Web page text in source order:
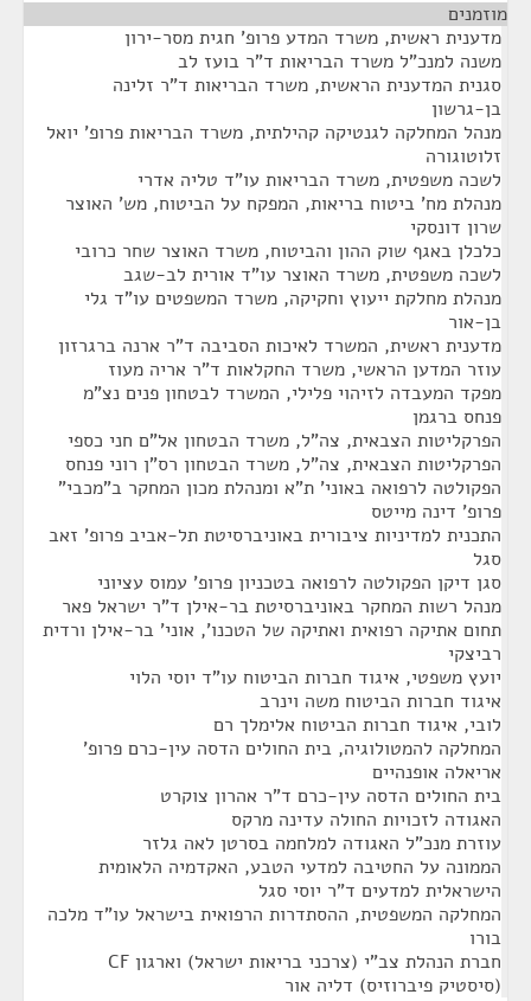
מוזמנים
מדענית ראשית, משרד המדע פרופ' חגית מסר-ירון
משנה למנכ"ל משרד הבריאות ד"ר בועז לב
סגנית המדענית הראשית, משרד הבריאות ד"ר זלינה
בן-גרשון
מנהל המחלקה לגנטיקה קהילתית, משרד הבריאות פרופ' יואל
זלוטוגורה
לשכה משפטית, משרד הבריאות עו"ד טליה אדרי
מנהלת מח' ביטוח בריאות, המפקח על הביטוח, מש' האוצר
שרון דונסקי
כלכלן באגף שוק ההון והביטוח, משרד האוצר שחר כרובי
לשכה משפטית, משרד האוצר עו"ד אורית לב-שגב
מנהלת מחלקת ייעוץ וחקיקה, משרד המשפטים עו"ד גלי
בן-אור
מדענית ראשית, המשרד לאיכות הסביבה ד"ר ארנה ברגרזון
עוזר המדען הראשי, משרד החקלאות ד"ר אריה מעוז
מפקד המעבדה לזיהוי פלילי, המשרד לבטחון פנים נצ"מ
פנחס ברגמן
הפרקליטות הצבאית, צה"ל, משרד הבטחון אל"ם חני כספי
הפרקליטות הצבאית, צה"ל, משרד הבטחון רס"ן רוני פנחס
הפקולטה לרפואה באוני' ת"א ומנהלת מכון המחקר ב"מכבי"
פרופ' דינה מייטס
התכנית למדיניות ציבורית באוניברסיטת תל-אביב פרופ' זאב
סגל
סגן דיקן הפקולטה לרפואה בטכניון פרופ' עמוס עציוני
מנהל רשות המחקר באוניברסיטת בר-אילן ד"ר ישראל פאר
תחום אתיקה רפואית ואתיקה של הטכנו', אוני' בר-אילן ורדית
רביצקי
יועץ משפטי, איגוד חברות הביטוח עו"ד יוסי הלוי
איגוד חברות הביטוח משה וינרב
לובי, איגוד חברות הביטוח אלימלך רם
המחלקה להמטולוגיה, בית החולים הדסה עין-כרם פרופ'
אריאלה אופנהיים
בית החולים הדסה עין-כרם ד"ר אהרון צוקרט
האגודה לזכויות החולה עדינה מרקס
עוזרת מנכ"ל האגודה למלחמה בסרטן לאה גלזר
הממונה על החטיבה למדעי הטבע, האקדמיה הלאומית
הישראלית למדעים ד"ר יוסי סגל
המחלקה המשפטית, ההסתדרות הרפואית בישראל עו"ד מלכה
בורו
חברת הנהלת צב"י (צרכני בריאות ישראל) וארגון CF
(סיסטיק פיברוזיס) דליה אור